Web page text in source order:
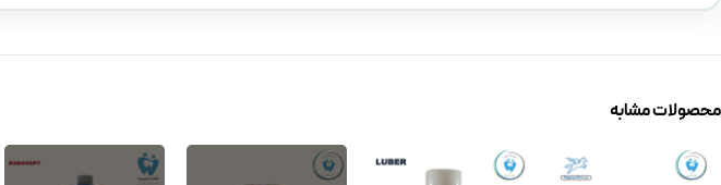
محصولات مشابه